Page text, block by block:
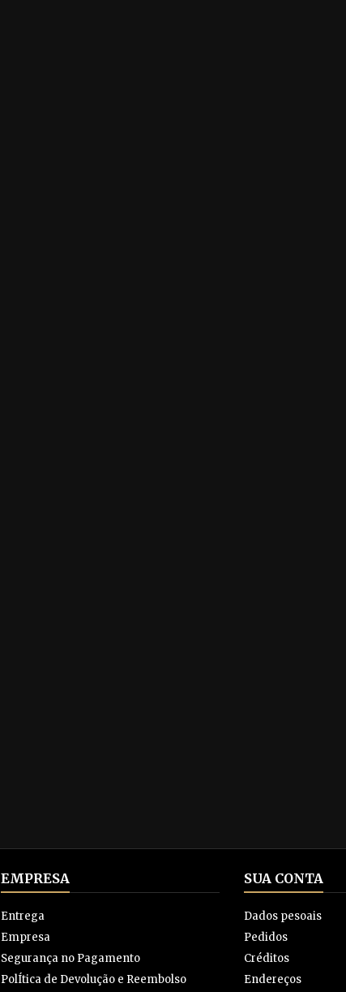
EMPRESA
Entrega
Empresa
Segurança no Pagamento
PolÍtica de Devolução e Reembolso
SUA CONTA
Dados pesoais
Pedidos
Créditos
Endereços